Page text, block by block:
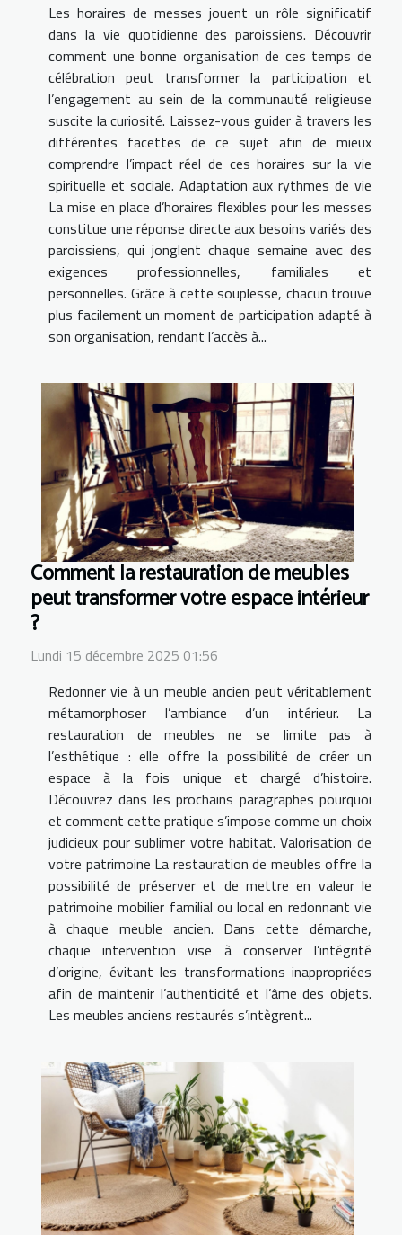
Les horaires de messes jouent un rôle significatif
dans la vie quotidienne des paroissiens. Découvrir
comment une bonne organisation de ces temps de
célébration peut transformer la participation et
l’engagement au sein de la communauté religieuse
suscite la curiosité. Laissez-vous guider à travers les
différentes facettes de ce sujet afin de mieux
comprendre l’impact réel de ces horaires sur la vie
spirituelle et sociale. Adaptation aux rythmes de vie
La mise en place d’horaires flexibles pour les messes
constitue une réponse directe aux besoins variés des
paroissiens, qui jonglent chaque semaine avec des
exigences professionnelles, familiales et
personnelles. Grâce à cette souplesse, chacun trouve
plus facilement un moment de participation adapté à
son organisation, rendant l’accès à...
Comment la restauration de meubles
peut transformer votre espace intérieur
?
Lundi 15 décembre 2025 01:56
Redonner vie à un meuble ancien peut véritablement
métamorphoser l’ambiance d’un intérieur. La
restauration de meubles ne se limite pas à
l’esthétique : elle offre la possibilité de créer un
espace à la fois unique et chargé d’histoire.
Découvrez dans les prochains paragraphes pourquoi
et comment cette pratique s’impose comme un choix
judicieux pour sublimer votre habitat. Valorisation de
votre patrimoine La restauration de meubles offre la
possibilité de préserver et de mettre en valeur le
patrimoine mobilier familial ou local en redonnant vie
à chaque meuble ancien. Dans cette démarche,
chaque intervention vise à conserver l’intégrité
d’origine, évitant les transformations inappropriées
afin de maintenir l’authenticité et l’âme des objets.
Les meubles anciens restaurés s’intègrent...